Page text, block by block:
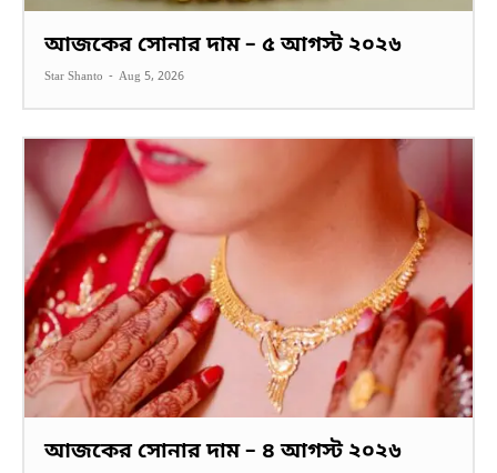
আজকের সোনার দাম – ৫ আগস্ট ২০২৬
Star Shanto - Aug 5, 2026
আজকের সোনার দাম – ৪ আগস্ট ২০২৬